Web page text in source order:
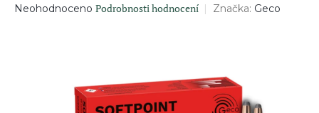
Průměrné
Neohodnoceno Podrobnosti hodnocení Značka: Geco